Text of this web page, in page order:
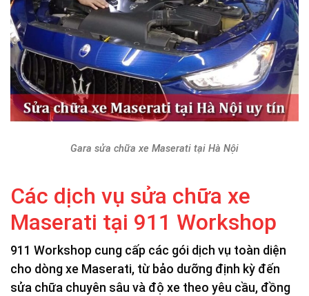
Gara sửa chữa xe Maserati tại Hà Nội
Các dịch vụ sửa chữa xe
Maserati tại 911 Workshop
911 Workshop cung cấp các gói dịch vụ toàn diện
cho dòng xe Maserati, từ bảo dưỡng định kỳ đến
sửa chữa chuyên sâu và độ xe theo yêu cầu, đồng